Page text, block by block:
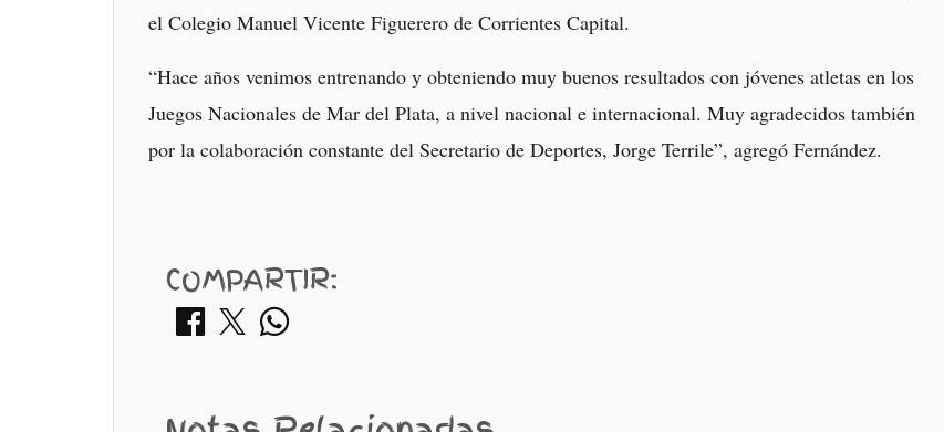
el Colegio Manuel Vicente Figuerero de Corrientes Capital.
“Hace años venimos entrenando y obteniendo muy buenos resultados con jóvenes atletas en los
Juegos Nacionales de Mar del Plata, a nivel nacional e internacional. Muy agradecidos también
por la colaboración constante del Secretario de Deportes, Jorge Terrile”, agregó Fernández.
COMPARTIR: